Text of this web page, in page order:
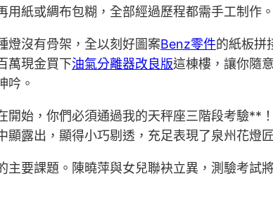
紙或綢布包糊，全部經過歷程都需手工制作。
燈沒有骨架，全以刻好圖案Benz零件的紙板拼
萬現金買下油氣分離器改良版這棟樓，讓你隨
吟。
開始，你們必須通過我的天秤座三階段考驗**
顯露出，顯得小巧剔透，充足表現了泉州花燈
主要課題。陳曉萍與女兒聯袂立異，測驗考試